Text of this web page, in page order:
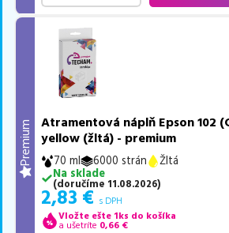
Premium
Atramentová náplň Epson 102
yellow (žltá) - premium
70 ml 6000 strán
Žltá
Na sklade
(doručíme 11.08.2026)
2,83 € s DPH
Vložte ešte 1ks do košíka
a ušetríte 0,66 €